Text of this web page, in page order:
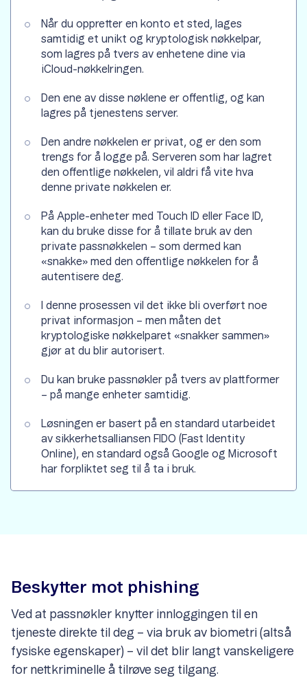
Når du oppretter en konto et sted, lages
samtidig et unikt og kryptologisk nøkkelpar,
som lagres på tvers av enhetene dine via
iCloud-nøkkelringen.
Den ene av disse nøklene er offentlig, og kan
lagres på tjenestens server.
Den andre nøkkelen er privat, og er den som
trengs for å logge på. Serveren som har lagret
den offentlige nøkkelen, vil aldri få vite hva
denne private nøkkelen er.
På Apple-enheter med Touch ID eller Face ID,
kan du bruke disse for å tillate bruk av den
private passnøkkelen – som dermed kan
«snakke» med den offentlige nøkkelen for å
autentisere deg.
I denne prosessen vil det ikke bli overført noe
privat informasjon – men måten det
kryptologiske nøkkelparet «snakker sammen»
gjør at du blir autorisert.
Du kan bruke passnøkler på tvers av plattformer
– på mange enheter samtidig.
Løsningen er basert på en standard utarbeidet
av sikkerhetsalliansen FIDO (Fast Identity
Online), en standard også Google og Microsoft
har forpliktet seg til å ta i bruk.
Beskytter mot phishing
Ved at passnøkler knytter innloggingen til en
tjeneste direkte til deg – via bruk av biometri (altså
fysiske egenskaper) – vil det blir langt vanskeligere
for nettkriminelle å tilrøve seg tilgang.